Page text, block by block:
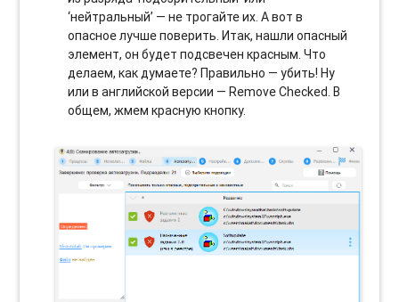
‘нейтральный’ — не трогайте их. А вот в
опасное лучше поверить. Итак, нашли опасный
элемент, он будет подсвечен красным. Что
делаем, как думаете? Правильно — убить! Ну
или в английской версии — Remove Checked. В
общем, жмем красную кнопку.